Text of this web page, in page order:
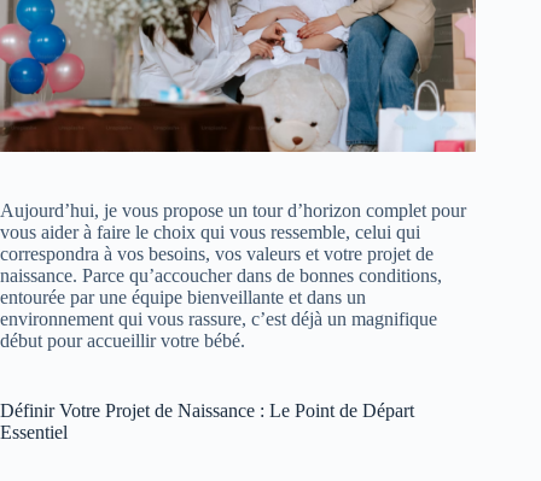
Aujourd’hui, je vous propose un tour d’horizon complet pour
vous aider à faire le choix qui vous ressemble, celui qui
correspondra à vos besoins, vos valeurs et votre projet de
naissance. Parce qu’accoucher dans de bonnes conditions,
entourée par une équipe bienveillante et dans un
environnement qui vous rassure, c’est déjà un magnifique
début pour accueillir votre bébé.
Définir Votre Projet de Naissance : Le Point de Départ
Essentiel